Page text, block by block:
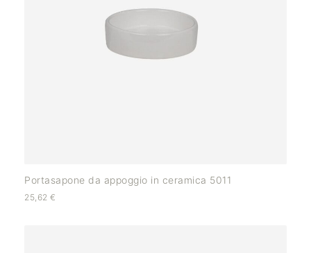
Portasapone da appoggio in ceramica 5011
25,62 €